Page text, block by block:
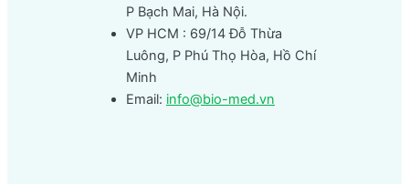
P Bạch Mai, Hà Nội.
VP HCM : 69/14 Đỗ Thừa
Luông, P Phú Thọ Hòa, Hồ Chí
Minh
Email: info@bio-med.vn